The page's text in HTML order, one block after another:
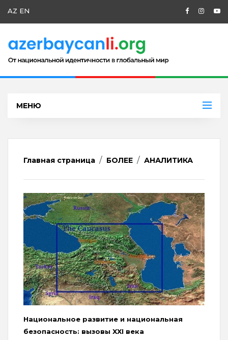
AZ EN
МЕНЮ
Главная страница БОЛЕЕ АНАЛИТИКА
Национальное развитие и национальная
безопасность: вызовы XXI века